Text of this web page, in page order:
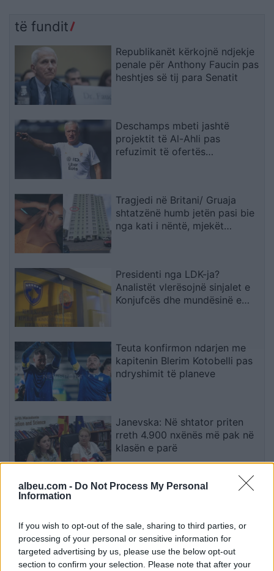
albeu.com - Do Not Process My Personal
Information
If you wish to opt-out of the sale, sharing to third parties, or
processing of your personal or sensitive information for
targeted advertising by us, please use the below opt-out
section to confirm your selection. Please note that after your
të fundit
Republikanët kërkojnë ndjekje
penale për Anthony Faucin pas
heshtjes së tij para Senatit
Deschamps mbeti jashtë
projektit të Al-Ahli pas
refuzimit të ofertës
Tragjedi në Britani/ Gruaja
shtatzënë humb jetën pasi bie
nga kati i nëntë, mjekët
Presidenti nga LDK-ja?
Analistët vlerësojnë sinjalet e
Konjufcës dhe mundësinë e
Teuta konfirmon ndarjen me
kapitenin Blerim Kotobelli pas
ndryshimit të planeve
Janevska: Në shtator priten
rreth 4.900 nxënës më pak në
klasën e parë
për krime lufte në Kosovë